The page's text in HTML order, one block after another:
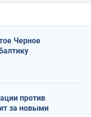
Черное
против
за новыми